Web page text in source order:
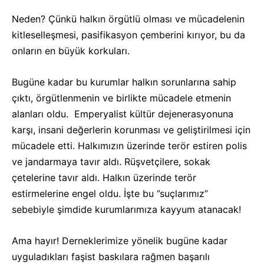
Neden? Çünkü halkın örgütlü olması ve mücadelenin
kitleselleşmesi, pasifikasyon çemberini kırıyor, bu da
onların en büyük korkuları.
Bugüne kadar bu kurumlar halkın sorunlarına sahip
çıktı, örgütlenmenin ve birlikte mücadele etmenin
alanları oldu. Emperyalist kültür dejenerasyonuna
karşı, insani değerlerin korunması ve geliştirilmesi için
mücadele etti. Halkımızın üzerinde terör estiren polis
ve jandarmaya tavır aldı. Rüşvetçilere, sokak
çetelerine tavır aldı. Halkın üzerinde terör
estirmelerine engel oldu. İşte bu ‘’suçlarımız’’
sebebiyle şimdide kurumlarımıza kayyum atanacak!
Ama hayır! Derneklerimize yönelik bugüne kadar
uyguladıkları faşist baskılara rağmen başarılı